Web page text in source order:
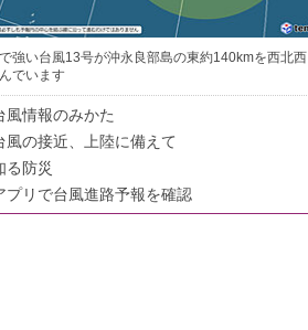
強い台風13号が沖永良部島の東約140kmを西北西
でいます
風情報のみかた
風の接近、上陸に備えて
る防災
プリで台風進路予報を確認